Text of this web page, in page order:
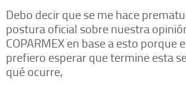
Debo decir que se me hace
postura oficial sobre nuestra
COPARMEX en base a esto porque
prefiero esperar que termine esta
qué ocurre,